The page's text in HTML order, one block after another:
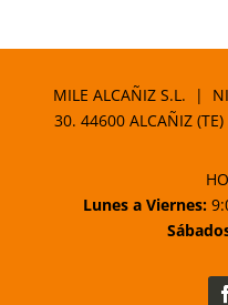
MILE ALCAÑIZ S.L. |
30. 44600 ALCAÑIZ
Lunes a Viernes: